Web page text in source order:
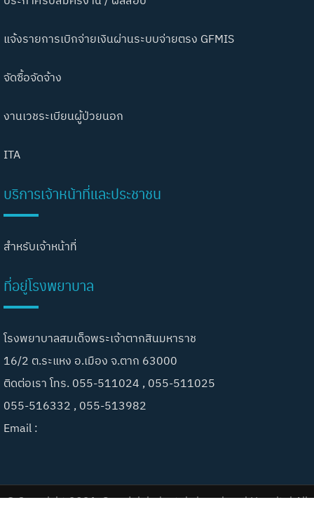
แจ้งรายการเบิกจ่ายเงินผ่านระบบจ่ายตรง GFMIS
จัดซื้อจัดจ้าง
งานเวชระเบียนผู้ป่วยนอก
ITA
บริการเจ้าหน้าที่และประชาชน
สำหรับเจ้าหน้าที่
ที่อยู่โรงพยาบาล
โรงพยาบาลสมเด็จพระเจ้าตากสินมหาราช
16/2 ต.ระแหง อ.เมือง จ.ตาก 63000
ติดต่อเรา โทร. 055-511024 , 055-511025
055-516332 , 055-513982
Email :
© Copyright 2021. Somdejphajaotaksinmaharaj Hospital All